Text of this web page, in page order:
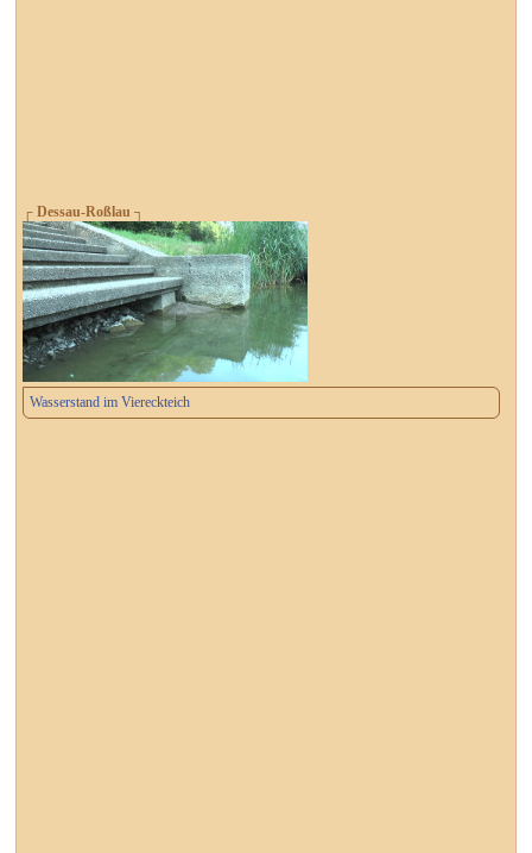
┌ Dessau-Roßlau ┐
Wasserstand im Viereckteich